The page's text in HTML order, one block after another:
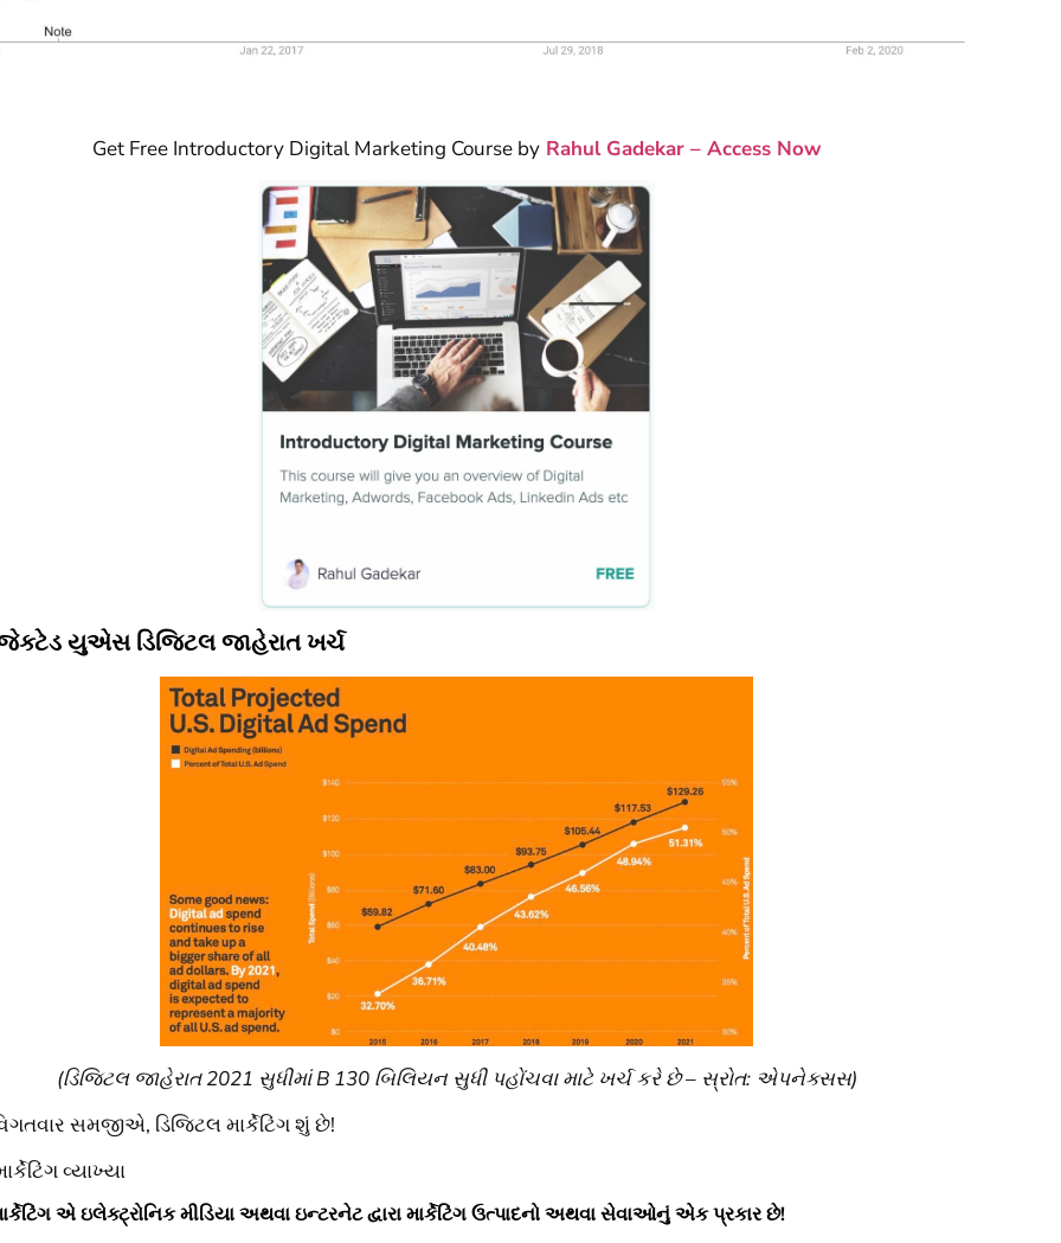
Get Free Introductory Digital Marketing Course byRahul Gadekar – Access Now
યુએસ ડિજિટલ જાહેરાત ખર્ચ
(ડિજિટલ જાહેરાત 2021 સુધીમાં B 130 બિલિયન સુધી પહોંચવા માટે ખર્ચ કરે છે – સ્રોત: એપનેક્સસ)
સમજીએ, ડિજિટલ માર્કેટિંગ શું છે!
વ્યાખ્યા
એ ઇલેક્ટ્રોનિક મીડિયા અથવા ઇન્ટરનેટ દ્વારા માર્કેટિંગ ઉત્પાદનો અથવા સેવાઓનું એક પ્રકાર છે!